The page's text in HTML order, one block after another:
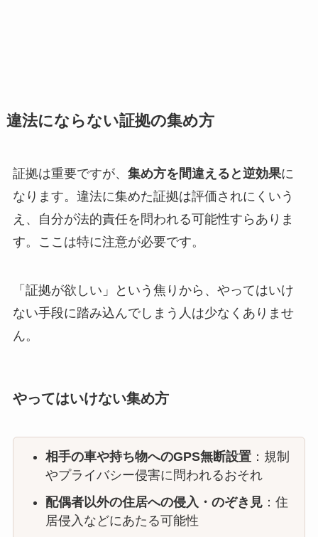
違法にならない証拠の集め方
証拠は重要ですが、 集め方を間違えると逆効果に
なります。違法に集めた証拠は評価されにくいう
え、自分が法的責任を問われる可能性すらありま
す。ここは特に注意が必要です。
「証拠が欲しい」という焦りから、やってはいけ
ない手段に踏み込んでしまう人は少なくありませ
ん。
やってはいけない集め方
相手の車や持ち物へのGPS無断設置：規制
やプライバシー侵害に問われるおそれ
配偶者以外の住居への侵入・のぞき見：住
居侵入などにあたる可能性